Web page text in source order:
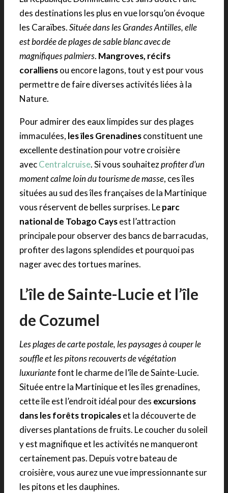
des destinations les plus en vue lorsqu’on évoque
les Caraïbes.Située dans les Grandes Antilles, elle
est bordée de plages de sable blanc avec de
magnifiques palmiers. Mangroves, récifs
coralliensou encore lagons, tout y est pour vous
permettre de faire diverses activités liées à la
Nature.
Pour admirer des eaux limpides sur des plages
immaculées, les îles Grenadinesconstituent une
excellente destination pour votre croisière
avecCentralcruise. Si vous souhaitezprofiter d’un
moment calme loin du tourisme de masse, ces îles
situées au sud des îles françaises de la Martinique
vous réservent de belles surprises. Leparc
national de Tobago Caysest l’attraction
principale pour observer des bancs de barracudas,
profiter des lagons splendides et pourquoi pas
nager avec des tortues marines.
L’île de Sainte-Lucie et l’île
de Cozumel
Les plages de carte postale, les paysages à couper le
souffle et les pitons recouverts de végétation
luxuriantefont le charme de l’île de Sainte-Lucie.
Située entre la Martinique et les îles grenadines,
cette île est l’endroit idéal pour des excursions
dans les forêts tropicaleset la découverte de
diverses plantations de fruits. Le coucher du soleil
y est magnifique et les activités ne manqueront
certainement pas. Depuis votre bateau de
croisière, vous aurez une vue impressionnante sur
les pitons et les dauphines.